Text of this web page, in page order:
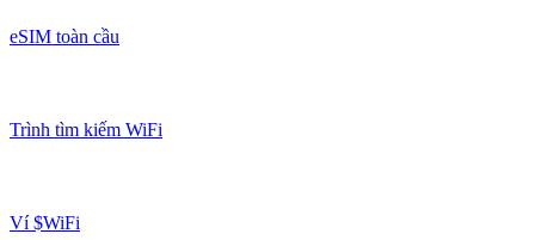
eSIM toàn cầu
Trình tìm kiếm WiFi
Ví $WiFi